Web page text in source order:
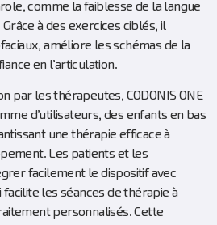
comme la faiblesse de la langue
à des exercices ciblés, il
améliore les schémas de la
en l’articulation.
par les thérapeutes, CODONIS ONE
d’utilisateurs, des enfants en bas
une thérapie efficace à
Les patients et les
facilement le dispositif avec
facilite les séances de thérapie à
personnalisés. Cette